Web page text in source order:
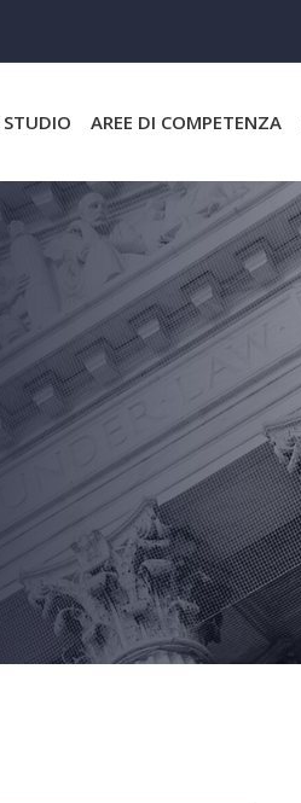
AREE DI COMPETENZA